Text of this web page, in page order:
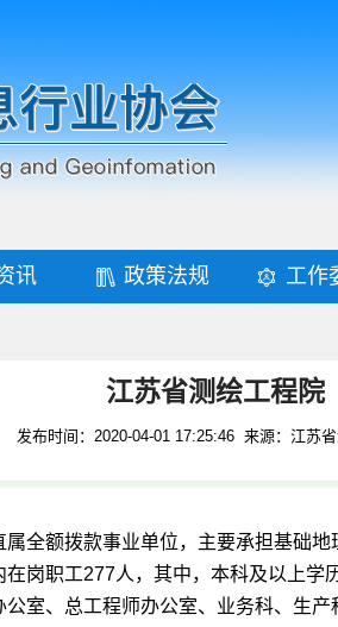
讯 政策法规 工作
江苏省测绘工程院
发布时间：2020-04-01 17:25:46 来源：江苏
全额拨款事业单位，主要承担基础
岗职工277人，其中，本科及以上
室、总工程师办公室、业务科、生